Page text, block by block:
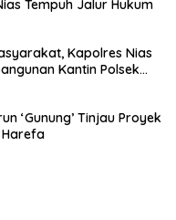
Tempuh Jalur Hukum
Kapolres Nias
Kantin Polsek
‘Gunung’ Tinjau Proyek
Harefa